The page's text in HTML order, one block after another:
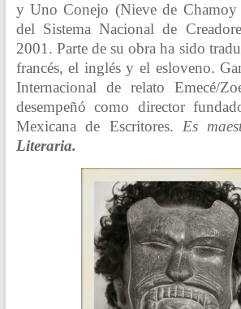
y Uno Conejo (Nieve de
del Sistema Nacional de
2001. Parte de su obra ha sido
francés, el inglés y el esloveno.
Internacional de relato Emecé/
desempeñó como director
Mexicana de Escritores. Es
Literaria.